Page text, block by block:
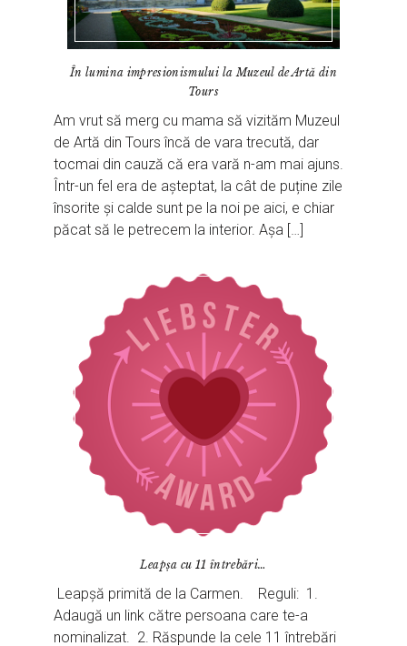
În lumina impresionismului la Muzeul de Artă din
Tours
Am vrut să merg cu mama să vizităm Muzeul
de Artă din Tours încă de vara trecută, dar
tocmai din cauză că era vară n-am mai ajuns.
Într-un fel era de așteptat, la cât de puține zile
însorite și calde sunt pe la noi pe aici, e chiar
păcat să le petrecem la interior. Așa […]
Leapșa cu 11 întrebări…
Leapșă primită de la Carmen. Reguli: 1.
Adaugă un link către persoana care te-a
nominalizat. 2. Răspunde la cele 11 întrebări